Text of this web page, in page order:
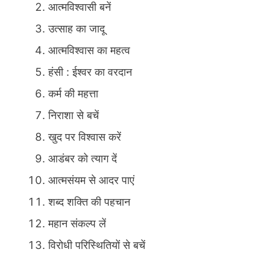
आत्मविश्वासी बनें
उत्साह का जादू
आत्मविश्वास का महत्व
हंसी : ईश्वर का वरदान
कर्म की महत्ता
निराशा से बचें
खुद पर विश्वास करें
आडंबर को त्याग दें
आत्मसंयम से आदर पाएं
शब्द शक्ति की पहचान
महान संकल्प लें
विरोधी परिस्थितियों से बचें